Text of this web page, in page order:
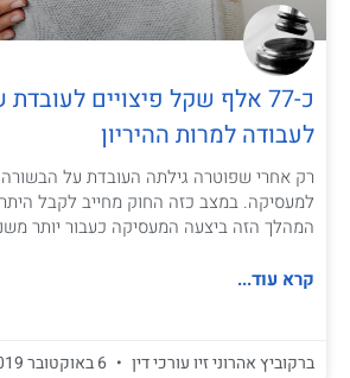
כ-77 אלף שקל פיצויים
לעבודה למרות ההיריון
רק אחרי שפוטרה גילתה העובדת על
למעסיקה. במצב כזה החוק מחייב לקבל
המהלך הזה ביצעה המעסיקה כעבור יותר
קרא עוד...
ברקוביץ אהרוני זיו עורכי דין